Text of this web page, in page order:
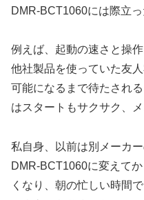
DMR-BCT1060には際立っ
例えば、起動の速さと操
他社製品を使っていた友
可能になるまで待たされ
はスタートもサクサク、
私自身、以前は別メーカ
DMR-BCT1060に変えて
くなり、朝の忙しい時間